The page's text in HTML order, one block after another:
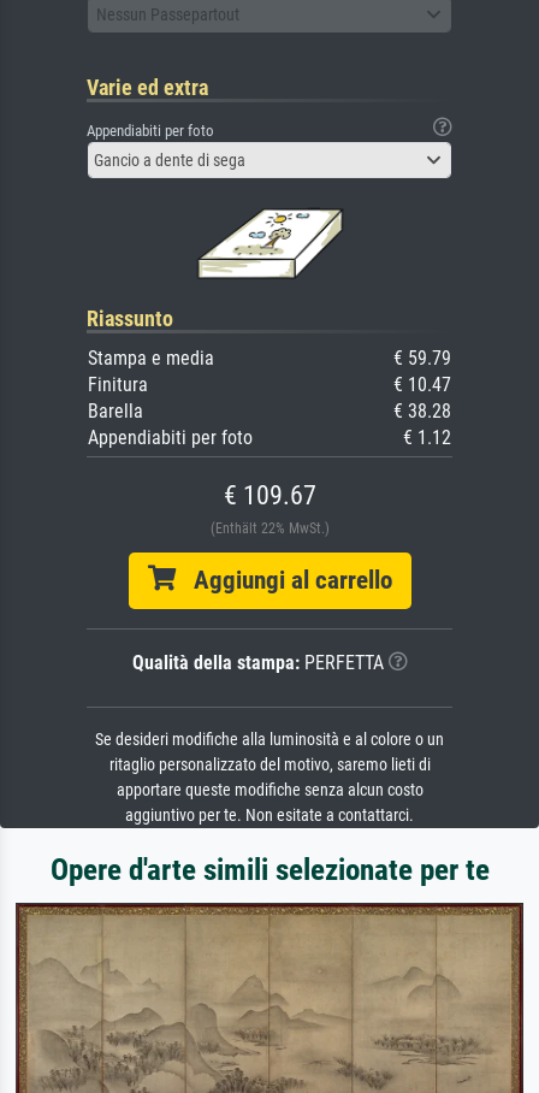
Nessun Passepartout
Varie ed extra
Appendiabiti per foto
Gancio a dente di sega
Riassunto
Stampa e media
€ 59.79
Finitura
€ 10.47
Barella
€ 38.28
Appendiabiti per foto
€ 1.12
€ 109.67
(Enthält 22% MwSt.)
Aggiungi al carrello
Qualità della stampa:PERFETTA
Se desideri modifiche alla luminosità e al colore o un
ritaglio personalizzato del motivo, saremo lieti di
apportare queste modifiche senza alcun costo
aggiuntivo per te. Non esitate a contattarci.
Opere d'arte simili selezionate per te